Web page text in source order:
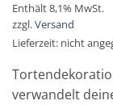
Enthält 8,1% MwSt.
zzgl.Versand
Lieferzeit: nicht
verwandelt